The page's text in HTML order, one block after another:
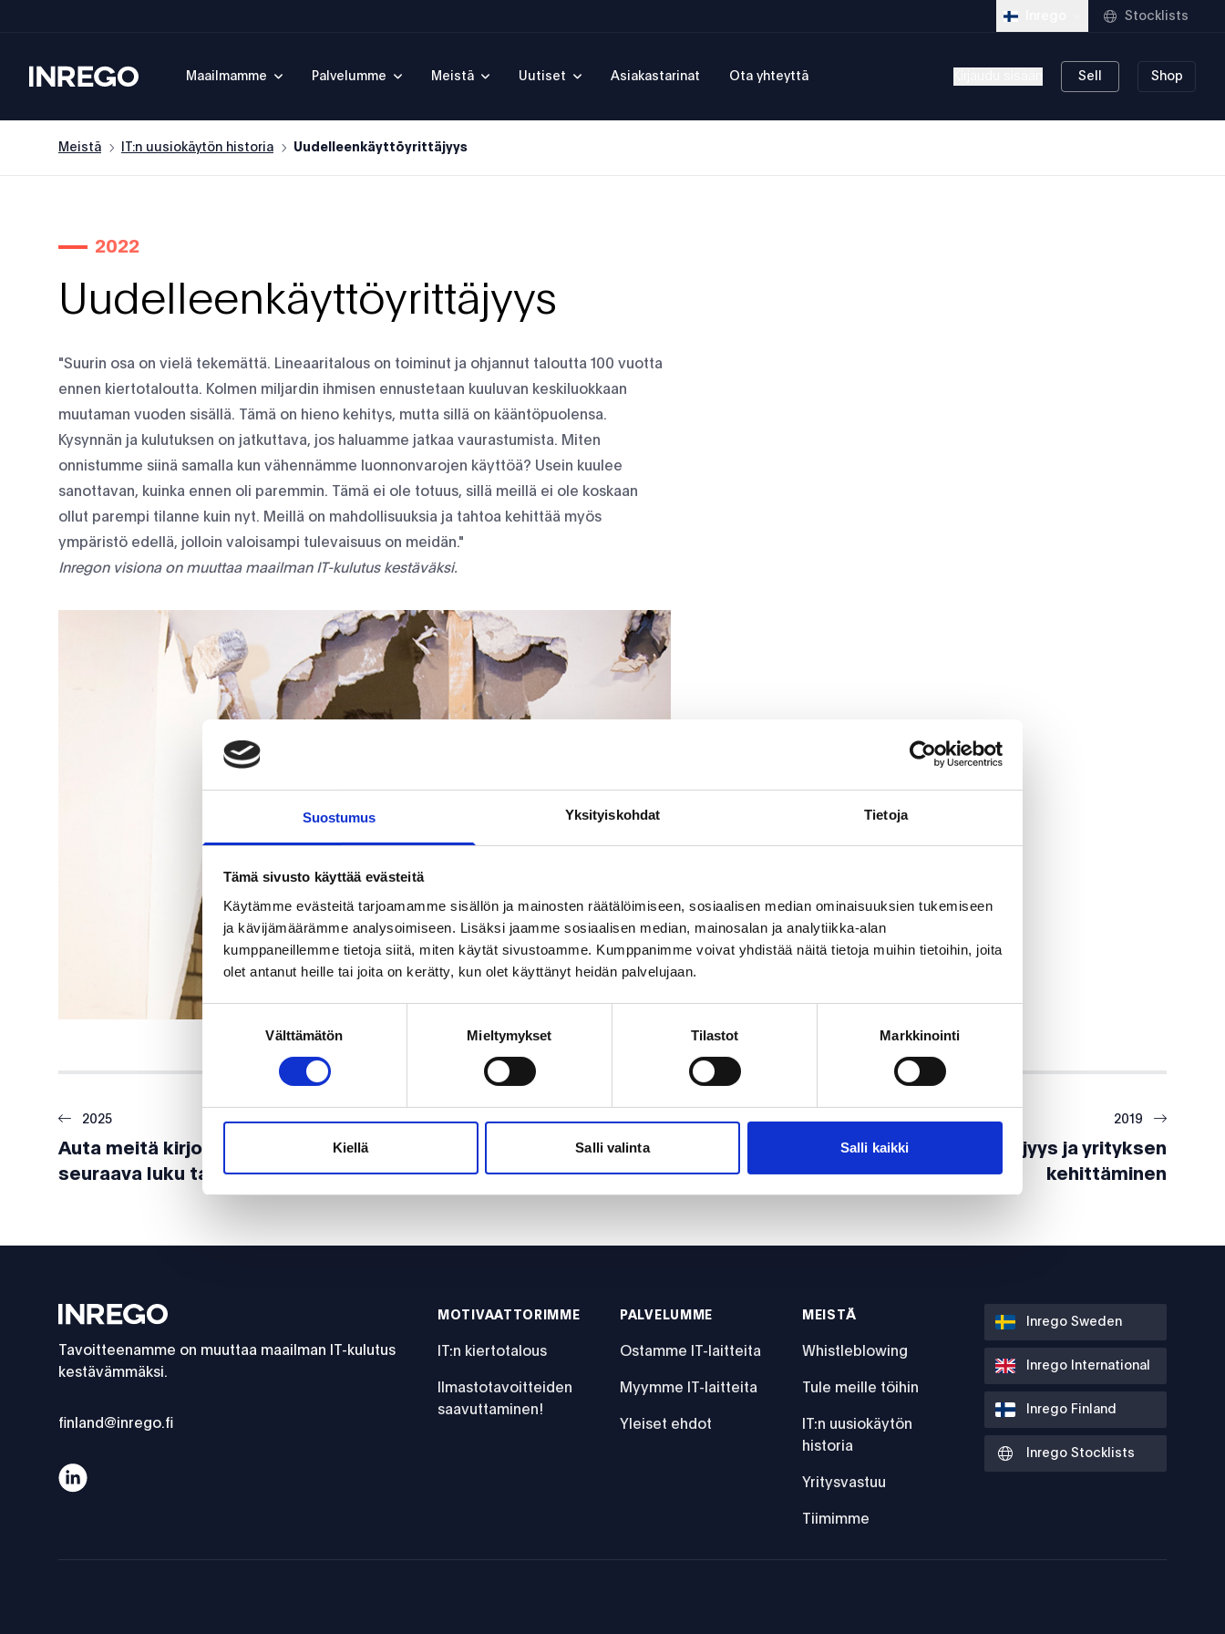
Suostumus Yksityiskohdat Tietoja
Tämä sivusto käyttää evästeitä
Käytämme evästeitä tarjoamamme sisällön ja mainosten räätälöimiseen, sosiaalisen median ominaisuuksien tukemiseen
ja kävijämäärämme analysoimiseen. Lisäksi jaamme sosiaalisen median, mainosalan ja analytiikka-alan
kumppaneillemme tietoja siitä, miten käytät sivustoamme. Kumppanimme voivat yhdistää näitä tietoja muihin tietoihin, joita
olet antanut heille tai joita on kerätty, kun olet käyttänyt heidän palvelujaan.
Välttämätön Mieltymykset Tilastot Markkinointi
Kiellä Salli valinta Salli kaikki
Stocklists
Inrego Maailmamme Palvelumme Meistä Uutiset Asiakastarinat Ota yhteyttä Sell Shop
Meistä IT:n uusiokäytön historia Uudelleenkäyttöyrittäjyys
2022
Uudelleenkäyttöyrittäjyys
"Suurin osa on vielä tekemättä. Lineaaritalous on toiminut ja ohjannut taloutta 100 vuotta
ennen kiertotaloutta. Kolmen miljardin ihmisen ennustetaan kuuluvan keskiluokkaan
muutaman vuoden sisällä. Tämä on hieno kehitys, mutta sillä on kääntöpuolensa.
Kysynnän ja kulutuksen on jatkuttava, jos haluamme jatkaa vaurastumista. Miten
onnistumme siinä samalla kun vähennämme luonnonvarojen käyttöä? Usein kuulee
sanottavan, kuinka ennen oli paremmin. Tämä ei ole totuus, sillä meillä ei ole koskaan
ollut parempi tilanne kuin nyt. Meillä on mahdollisuuksia ja tahtoa kehittää myös
ympäristö edellä, jolloin valoisampi tulevaisuus on meidän."
Inregon visiona on muuttaa maailman IT-kulutus kestäväksi.
2025
Auta meitä kirjoittamaan
seuraava luku tarinaamme!
2019
Yrittäjyys ja yrityksen
kehittäminen
Inrego
Tavoitteenamme on muuttaa maailman IT-kulutus
kestävämmäksi.
finland@inrego.fi
Uudelleenkäyttöyrittäjyys
MOTIVAATTORIMME
IT:n kiertotalous
Ilmastotavoitteiden
saavuttaminen!
PALVELUMME
Ostamme IT-laitteita
Myymme IT-laitteita
Yleiset ehdot
MEISTÄ
Whistleblowing
Tule meille töihin
IT:n uusiokäytön
historia
Yritysvastuu
Tiimimme
Inrego Sweden
Inrego International
Inrego Finland
Inrego Stocklists